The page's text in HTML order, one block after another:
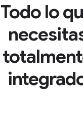
Todo lo que
necesitas
totalmente
integrado